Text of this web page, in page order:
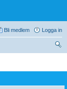
Logga in
Bli medlem